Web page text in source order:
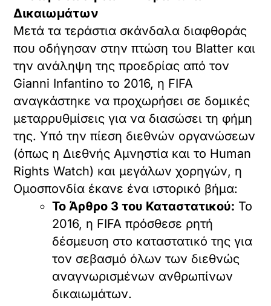
Δικαιωμάτων
Μετά τα τεράστια σκάνδαλα διαφθοράς
που οδήγησαν στην πτώση του Blatter και
την ανάληψη της προεδρίας από τον
Gianni Infantino το 2016, η FIFA
αναγκάστηκε να προχωρήσει σε δομικές
μεταρρυθμίσεις για να διασώσει τη φήμη
της. Υπό την πίεση διεθνών οργανώσεων
(όπως η Διεθνής Αμνηστία και το Human
Rights Watch) και μεγάλων χορηγών, η
Ομοσπονδία έκανε ένα ιστορικό βήμα:
Το Άρθρο 3 του Καταστατικού: Το
2016, η FIFA πρόσθεσε ρητή
δέσμευση στο καταστατικό της για
τον σεβασμό όλων των διεθνώς
αναγνωρισμένων ανθρωπίνων
δικαιωμάτων.